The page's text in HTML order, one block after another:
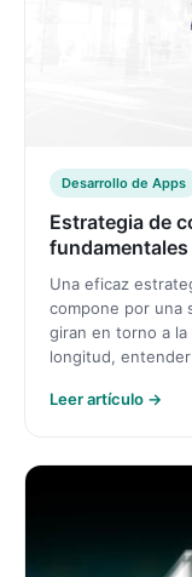
Desarrollo de Apps
Estrategia de
fundamentales
Una eficaz
compone por una
giran en torno a
longitud,
Leer artículo →